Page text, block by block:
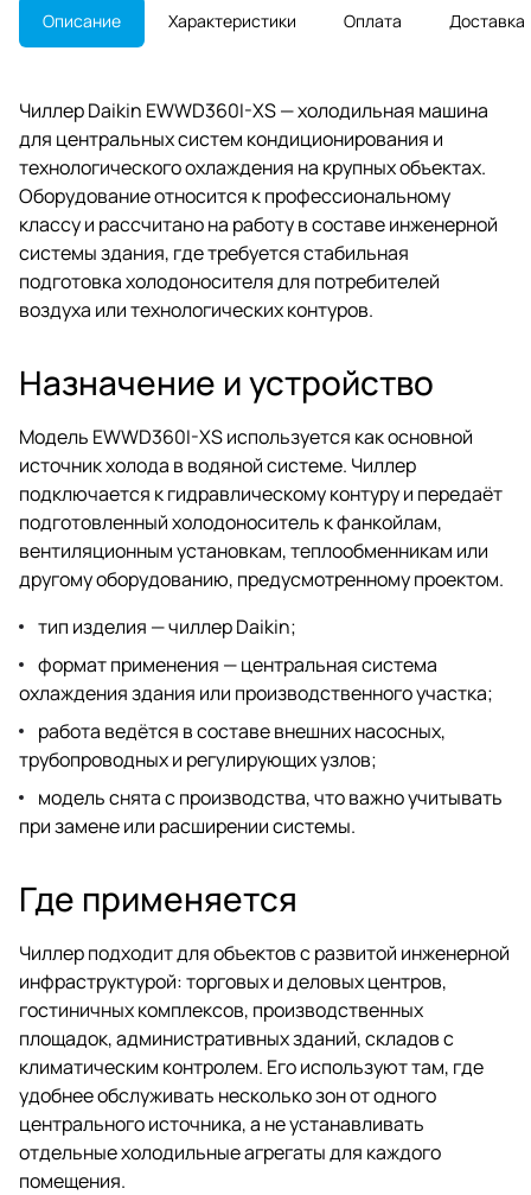
Описание Характеристики Оплата Доставка
Чиллер Daikin EWWD360I-XS — холодильная машина
для центральных систем кондиционирования и
технологического охлаждения на крупных объектах.
Оборудование относится к профессиональному
классу и рассчитано на работу в составе инженерной
системы здания, где требуется стабильная
подготовка холодоносителя для потребителей
воздуха или технологических контуров.
Назначение и устройство
Модель EWWD360I-XS используется как основной
источник холода в водяной системе. Чиллер
подключается к гидравлическому контуру и передаёт
подготовленный холодоноситель к фанкойлам,
вентиляционным установкам, теплообменникам или
другому оборудованию, предусмотренному проектом.
тип изделия — чиллер Daikin;
формат применения — центральная система
охлаждения здания или производственного участка;
работа ведётся в составе внешних насосных,
трубопроводных и регулирующих узлов;
модель снята с производства, что важно учитывать
при замене или расширении системы.
Где применяется
Чиллер подходит для объектов с развитой инженерной
инфраструктурой: торговых и деловых центров,
гостиничных комплексов, производственных
площадок, административных зданий, складов с
климатическим контролем. Его используют там, где
удобнее обслуживать несколько зон от одного
центрального источника, а не устанавливать
отдельные холодильные агрегаты для каждого
помещения.